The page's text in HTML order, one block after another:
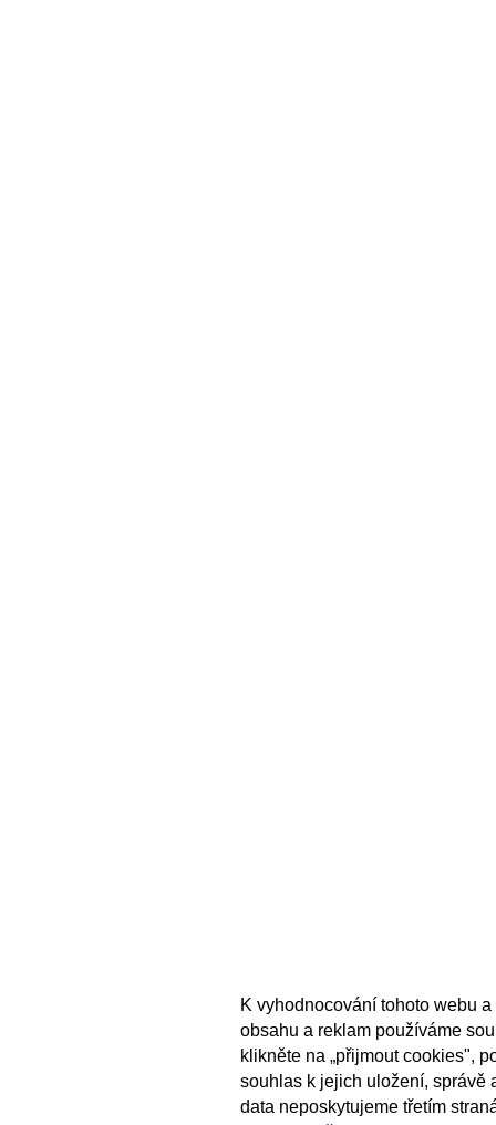
K vyhodnocování tohoto webu
obsahu a reklam používáme
klikněte na „přijmout cookies",
souhlas k jejich uložení, správě
data neposkytujeme třetím